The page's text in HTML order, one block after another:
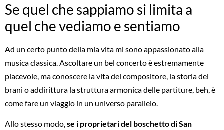
Se quel che sappiamo si limita a
quel che vediamo e sentiamo
Ad un certo punto della mia vita mi sono appassionato alla
musica classica. Ascoltare un bel concerto è estremamente
piacevole, ma conoscere la vita del compositore, la storia dei
brani o addirittura la struttura armonica delle partiture, beh, è
come fare un viaggio in un universo parallelo.
Allo stesso modo,se i proprietari del boschetto di San